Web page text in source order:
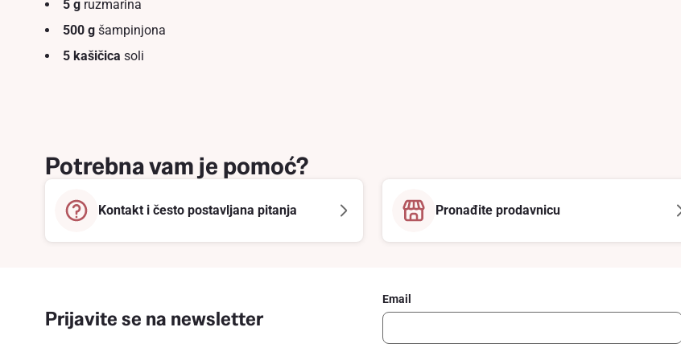
5 g ruzmarina
500 g šampinjona
5 kašičica soli
Potrebna vam je pomoć?
Kontakt i često postavljana pitanja Pronađite prodavnicu
Prijavite se na newsletter
Email